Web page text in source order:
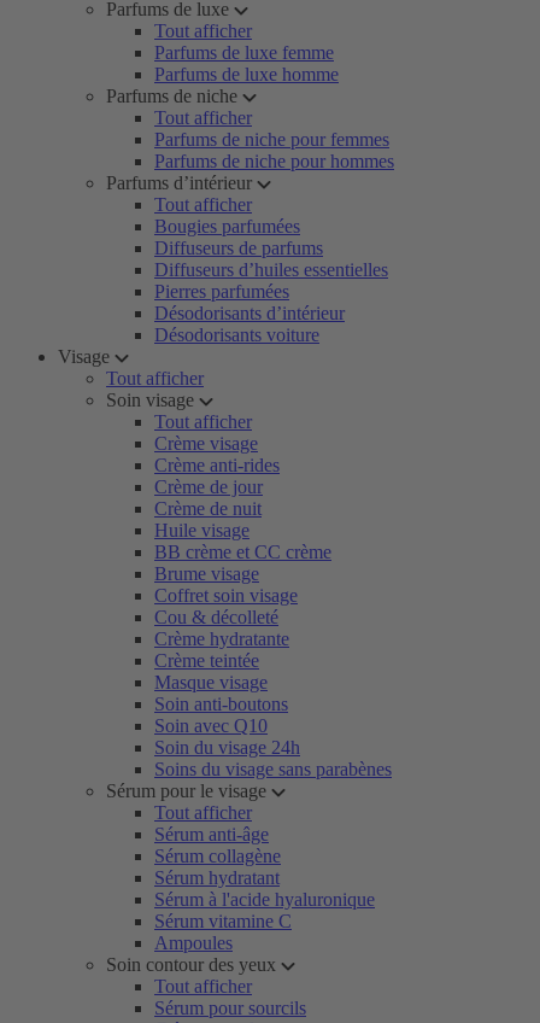
Parfums de luxe
Tout afficher
Parfums de luxe femme
Parfums de luxe homme
Parfums de niche
Tout afficher
Parfums de niche pour femmes
Parfums de niche pour hommes
Parfums d’intérieur
Tout afficher
Bougies parfumées
Diffuseurs de parfums
Diffuseurs d’huiles essentielles
Pierres parfumées
Désodorisants d’intérieur
Désodorisants voiture
Visage
Tout afficher
Soin visage
Tout afficher
Crème visage
Crème anti-rides
Crème de jour
Crème de nuit
Huile visage
BB crème et CC crème
Brume visage
Coffret soin visage
Cou & décolleté
Crème hydratante
Crème teintée
Masque visage
Soin anti-boutons
Soin avec Q10
Soin du visage 24h
Soins du visage sans parabènes
Sérum pour le visage
Tout afficher
Sérum anti-âge
Sérum collagène
Sérum hydratant
Sérum à l'acide hyaluronique
Sérum vitamine C
Ampoules
Soin contour des yeux
Tout afficher
Sérum pour sourcils